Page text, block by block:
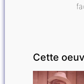
Cette